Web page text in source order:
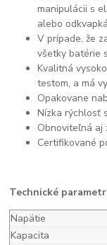
manipulácii s
alebo
V prípade, že
všetky batérie
Kvalitná
testom, a má
Opakovane
Nízka rýchlosť
Obnoviteľná aj
Certifikované
Technické
Napätie
Kapacita